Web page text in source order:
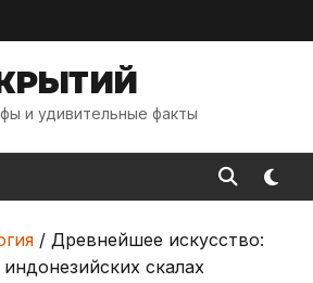
и удивительные факты
/ Древнейшее искусство:
скалах